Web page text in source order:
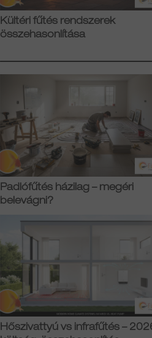
Kültéri fűtés rendszerek
összehasonlítása
Padlófűtés házilag – megéri
belevágni?
Hőszivattyú vs infrafűtés –